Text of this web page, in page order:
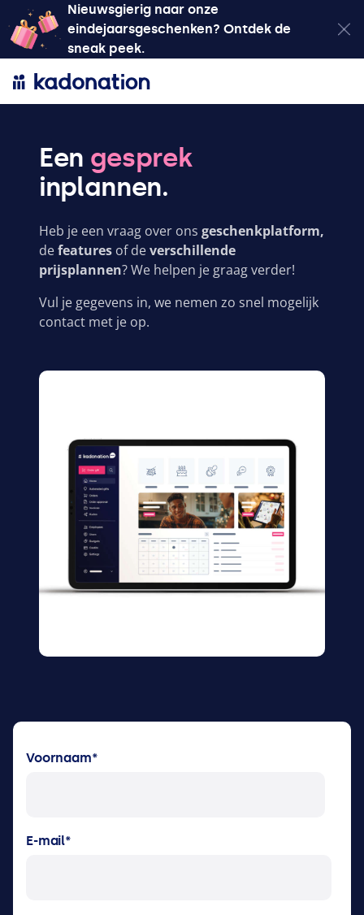
Nieuwsgierig naar onze
eindejaarsgeschenken? Ontdek de
sneak peek.
Een gesprek
inplannen.
Heb je een vraag over ons geschenkplatform,
defeatures of deverschillende
prijsplannen? We helpen je graag verder!
Vul je gegevens in, we nemen zo snel mogelijk
contact met je op.
Voornaam*
E-mail*